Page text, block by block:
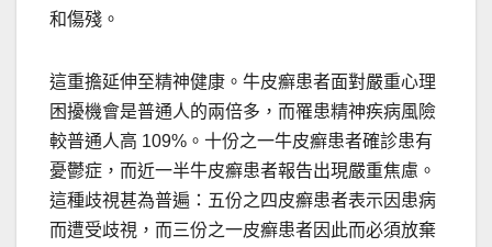
和傷殘。
這重擔延伸至精神健康。牛皮癬患者面對嚴重心理
困擾機會是普通人的兩倍多，而罹患精神疾病風險
較普通人高 109%。十份之一牛皮癬患者確診患有
憂鬱症，而近一半牛皮癬患者報告出現嚴重焦慮。
這種歧視甚為普遍：五份之四皮癬患者表示因患病
而遭受歧視，而三份之一皮癬患者因此而必須放棄